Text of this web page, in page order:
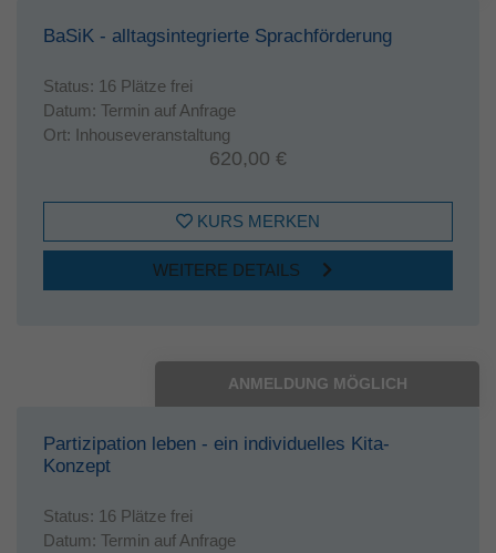
BaSiK - alltagsintegrierte Sprachförderung
Status: 16 Plätze frei
Datum: Termin auf Anfrage
Ort: Inhouseveranstaltung
620,00 €
KURS MERKEN
WEITERE DETAILS
ANMELDUNG MÖGLICH
Partizipation leben - ein individuelles Kita-
Konzept
Status: 16 Plätze frei
Datum: Termin auf Anfrage